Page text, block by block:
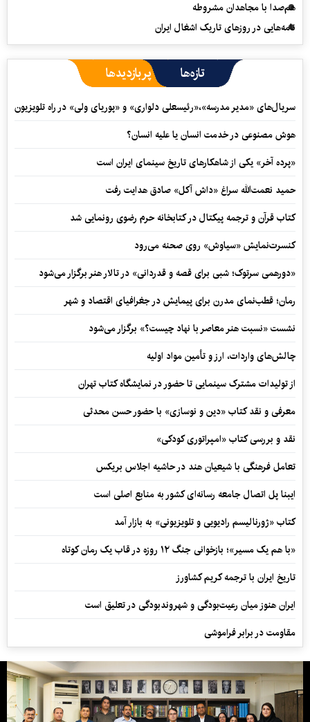
هم‌صدا با مجاهدان مشروطه
نامه‌هایی در روزهای تاریک اشغال ایران
تازه‌ها پربازدیدها
سریال‌های «مدیر مدرسه»،«رئیسعلی دلواری» و «پوریای ولی» در راه تلویزیون
هوش مصنوعی در خدمت انسان یا علیه انسان؟
«پرده آخر» یکی از شاهکارهای تاریخ سینمای ایران است
حمید نعمت‌‏الله سراغ «داش آکل» صادق هدایت رفت
کتاب قرآن و ترجمه پیکتال در کتابخانه حرم رضوی رونمایی شد
کنسرت‌نمایش «سیاوش» روی صحنه می‌رود
«دورهمی سرتوک؛ شبی برای قصه و قدردانی» در تالار هنر برگزار می‌شود
رمان؛ قطب‌نمای مدرن برای پیمایش در جغرافیای اقتصاد و شهر
نشست «نسبت هنر معاصر با نهاد چیست؟» برگزار می‌شود
چالش‌های واردات، ارز و تأمین مواد اولیه
از تولیدات مشترک سینمایی تا حضور در نمایشگاه کتاب تهران
معرفی و نقد کتاب «دین و نوسازی» با حضور حسن محدثی
نقد و بررسی کتاب «امپراتوری کودکی»
تعامل فرهنگی با شیعیان هند در حاشیه اجلاس بریکس
ایبنا پل اتصال جامعه رسانه‌ای کشور به منابع اصلی است
کتاب «ژورنالیسم رادیویی و تلویزیونی» به بازار آمد
«با هم یک مسیر»؛ بازخوانی جنگ ۱۲ روزه در قاب یک رمان کوتاه
تاریخ ایران با ترجمه کریم کشاورز
ایران هنوز میان رعیت‌بودگی و شهروندبودگی در تعلیق است
مقاومت در برابر فراموشی